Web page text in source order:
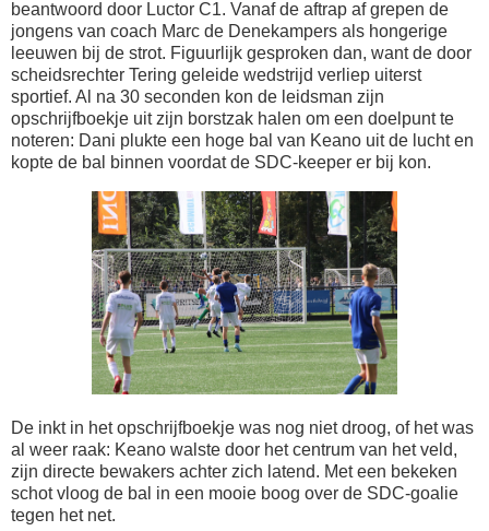
beantwoord door Luctor C1. Vanaf de aftrap af grepen de
jongens van coach Marc de Denekampers als hongerige
leeuwen bij de strot. Figuurlijk gesproken dan, want de door
scheidsrechter Tering geleide wedstrijd verliep uiterst
sportief. Al na 30 seconden kon de leidsman zijn
opschrijfboekje uit zijn borstzak halen om een doelpunt te
noteren: Dani plukte een hoge bal van Keano uit de lucht en
kopte de bal binnen voordat de SDC-keeper er bij kon.
De inkt in het opschrijfboekje was nog niet droog, of het was
al weer raak: Keano walste door het centrum van het veld,
zijn directe bewakers achter zich latend. Met een bekeken
schot vloog de bal in een mooie boog over de SDC-goalie
tegen het net.